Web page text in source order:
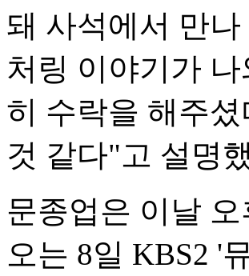
돼 사석에서 만
처링 이야기가
히 수락을 해주
것 같다"고 설명
문종업은 이날
오는 8일 KBS2 '